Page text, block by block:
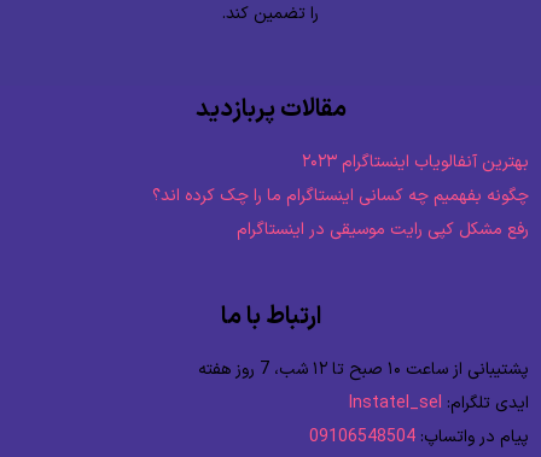
را تضمین کند.
مقالات پربازدید
بهترین آنفالویاب اینستاگرام ۲۰۲۳
چگونه بفهمیم چه کسانی اینستاگرام ما را چک کرده اند؟
رفع مشکل کپی رایت موسیقی در اینستاگرام
ارتباط با ما
پشتیبانی از ساعت ۱۰ صبح تا ۱۲ شب، 7 روز هفته
ایدی تلگرام: Instatel_sel
پیام در واتساپ: 09106548504